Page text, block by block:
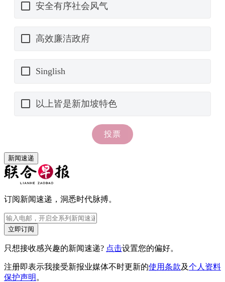
新闻速递
订阅新闻速递，洞悉时代脉搏。
立即订阅
只想接收感兴趣的新闻速递? 点击设置您的偏好。
注册即表示我接受新报业媒体不时更新的使用条款及个人资料
保护声明 。